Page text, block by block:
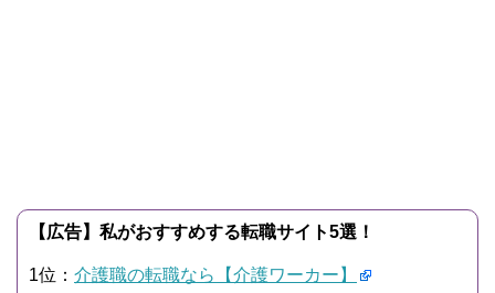
【広告】私がおすすめする転職サイト5選！
1位： 介護職の転職なら【介護ワーカー】